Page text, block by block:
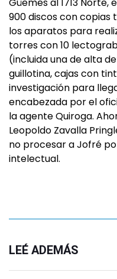
900 discos con copias
los aparatos para
torres con 10
(incluida una de alta
guillotina, cajas con
investigación para
encabezada por el
la agente Quiroga.
Leopoldo Zavalla
no procesar a Jofré
intelectual.
LEÉ ADEMÁS